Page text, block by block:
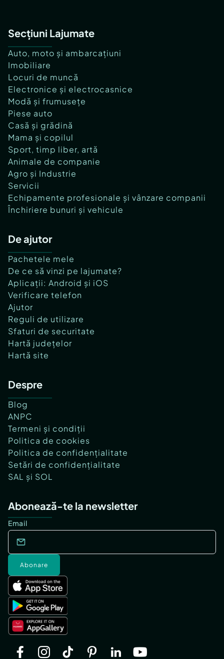
Secțiuni Lajumate
Auto, moto și ambarcațiuni
Imobiliare
Locuri de muncă
Electronice și electrocasnice
Modă și frumusețe
Piese auto
Casă și grădină
Mama și copilul
Sport, timp liber, artă
Animale de companie
Agro și Industrie
Servicii
Echipamente profesionale și vânzare companii
Închiriere bunuri și vehicule
De ajutor
Pachetele mele
De ce să vinzi pe lajumate?
Aplicații: Android și iOS
Verificare telefon
Ajutor
Reguli de utilizare
Sfaturi de securitate
Hartă județelor
Hartă site
Despre
Blog
ANPC
Termeni și condiții
Politica de cookies
Politica de confidențialitate
Setări de confidențialitate
SAL și SOL
Abonează-te la newsletter
Email
Abonare